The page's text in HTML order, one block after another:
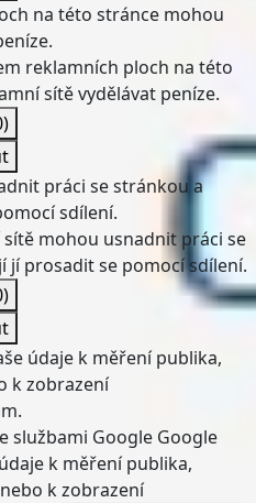
na této stránce mohou
reklamních ploch na této
sítě vydělávat peníze.
práci se stránkou a
sdílení.
sítě mohou usnadnit práci se
jí prosadit se pomocí sdílení.
údaje k měření publika,
k zobrazení
službami Google Google
k měření publika,
k zobrazení